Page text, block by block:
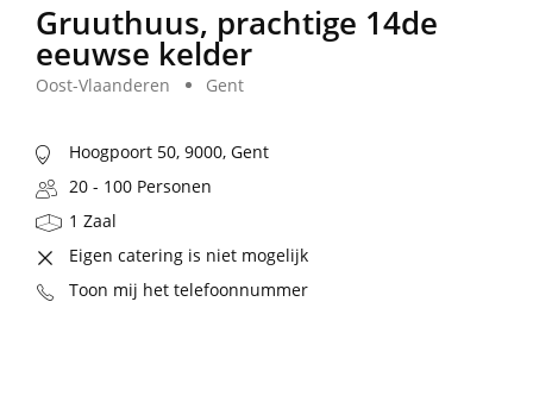
Gruuthuus, prachtige 14de
eeuwse kelder
Oost-Vlaanderen Gent
Hoogpoort 50, 9000, Gent
20 - 100 Personen
1 Zaal
Eigen catering is niet mogelijk
Toon mij het telefoonnummer